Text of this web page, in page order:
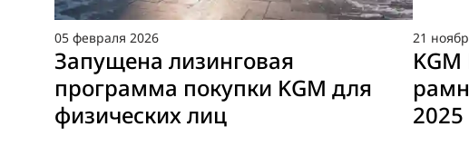
05 февраля 2026
Запущена лизинговая
программа покупки KGM для
физических лиц
21
2025